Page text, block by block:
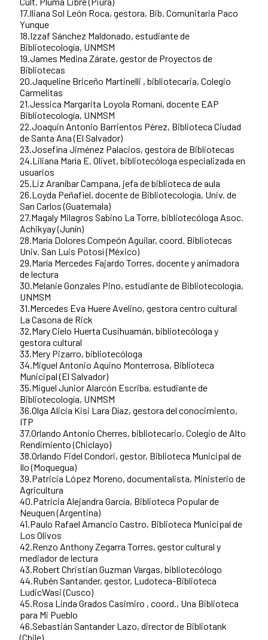
17.Iliana Sol León Roca, gestora, Bib. Comunitaria Paco
Yunque
18.Izzaf Sánchez Maldonado, estudiante de
Bibliotecología, UNMSM
19.James Medina Zárate, gestor de Proyectos de
Bibliotecas
20.Jaqueline Briceño Martinelli , bibliotecaria, Colegio
Carmelitas
21.Jessica Margarita Loyola Romaní, docente EAP
Bibliotecología, UNMSM
22.Joaquin Antonio Barrientos Pérez, Biblioteca Ciudad
de Santa Ana (El Salvador)
23.Josefina Jiménez Palacios, gestora de Bibliotecas
24.Liliana María E. Olivet, bibliotecóloga especializada en
usuarios
25.Liz Araníbar Campana, jefa de biblioteca de aula
26.Loyda Peñafiel, docente de Bibliotecología, Univ. de
San Carlos (Guatemala)
27.Magaly Milagros Sabino La Torre, bibliotecóloga Asoc.
Achikyay (Junín)
28.María Dolores Compeón Aguilar, coord. Bibliotecas
Univ. San Luis Potosí (México)
29.María Mercedes Fajardo Torres, docente y animadora
de lectura
30.Melanie Gonzales Pino, estudiante de Bibliotecología,
UNMSM
31.Mercedes Eva Huere Avelino, gestora centro cultural
La Casona de Rick
32.Mary Cielo Huerta Cusihuamán, bibliotecóloga y
gestora cultural
33.Mery Pizarro, bibliotecóloga
34.Miguel Antonio Aquino Monterrosa, Biblioteca
Municipal (El Salvador)
35.Miguel Junior Alarcón Escriba, estudiante de
Bibliotecología, UNMSM
36.Olga Alicia Kisi Lara Díaz, gestora del conocimiento,
ITP
37.Orlando Antonio Cherres, bibliotecario, Colegio de Alto
Rendimiento (Chiclayo)
38.Orlando Fidel Condori, gestor, Biblioteca Municipal de
Ilo (Moquegua)
39.Patricia López Moreno, documentalista, Ministerio de
Agricultura
40.Patricia Alejandra García, Biblioteca Popular de
Neuquen (Argentina)
41.Paulo Rafael Amancio Castro, Biblioteca Municipal de
Los Olivos
42.Renzo Anthony Zegarra Torres, gestor cultural y
mediador de lectura
43.Robert Christian Guzman Vargas, bibliotecólogo
44.Rubén Santander, gestor, Ludoteca-Biblioteca
LudicWasi (Cusco)
45.Rosa Linda Grados Casimiro , coord., Una Biblioteca
para Mi Pueblo
46.Sebastián Santander Lazo, director de Bibliotank
(Chile)